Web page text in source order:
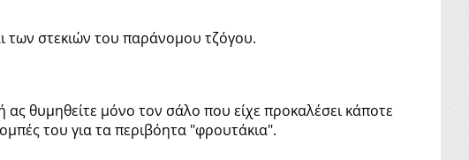
των στεκιών του παράνομου τζόγου.
ας θυμηθείτε μόνο τον σάλο που είχε προκαλέσει κάποτε
του για τα περιβόητα "φρουτάκια".